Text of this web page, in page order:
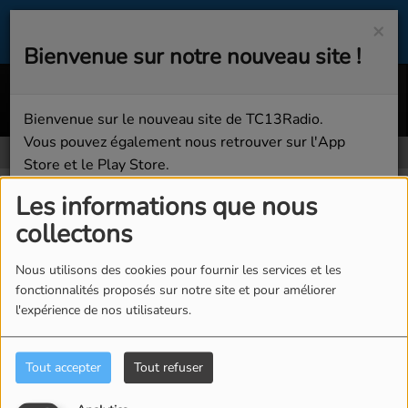
Les informations que nous
collectons
Nous utilisons des cookies pour fournir les services et les
fonctionnalités proposés sur notre site et pour améliorer
l'expérience de nos utilisateurs.
Tout accepter Tout refuser
APONIX
Pages
Pages
ATELIER ADULTE
×
Bienvenue sur notre nouveau site !
Bienvenue sur le nouveau site de TC13Radio.
Vous pouvez également nous retrouver sur l'App
Store et le Play Store.
Bonne écoute sur TC13Radio !